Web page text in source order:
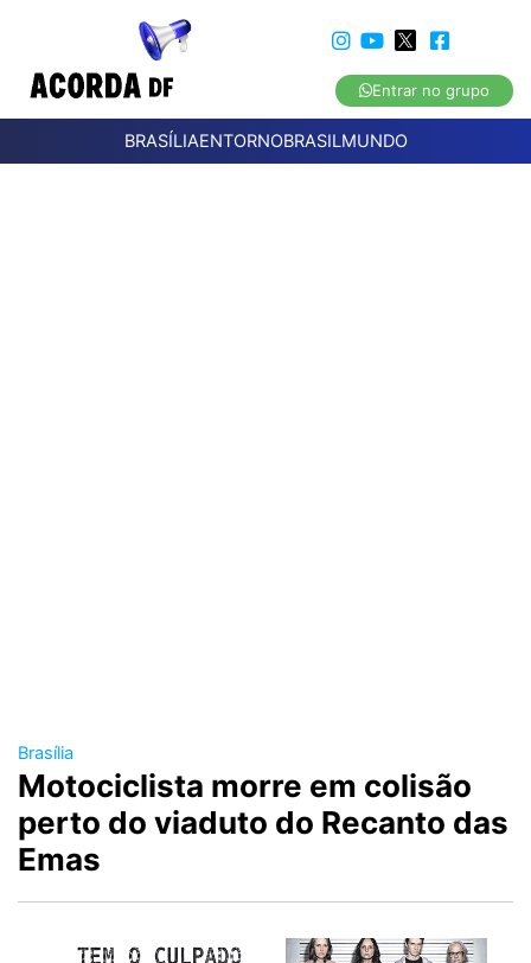
Entrar no grupo
BRASÍLIAENTORNOBRASILMUNDO
Brasília
Motociclista morre em colisão
perto do viaduto do Recanto das
Emas